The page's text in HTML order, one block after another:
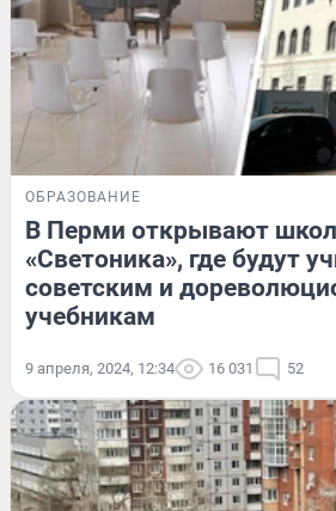
ОБРАЗОВАНИЕ
В Перми открывают
«Светоника», где будут
советским и
учебникам
9 апреля, 2024, 12:34 16 031 52